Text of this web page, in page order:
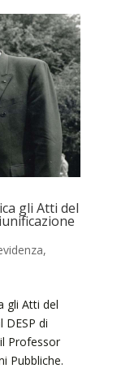
gli Atti del
,
gli Atti del
di
Professor
Pubbliche.